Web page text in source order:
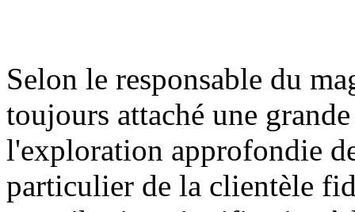
Selon le responsable du
toujours attaché une
l'exploration approfondie
particulier de la clientèle